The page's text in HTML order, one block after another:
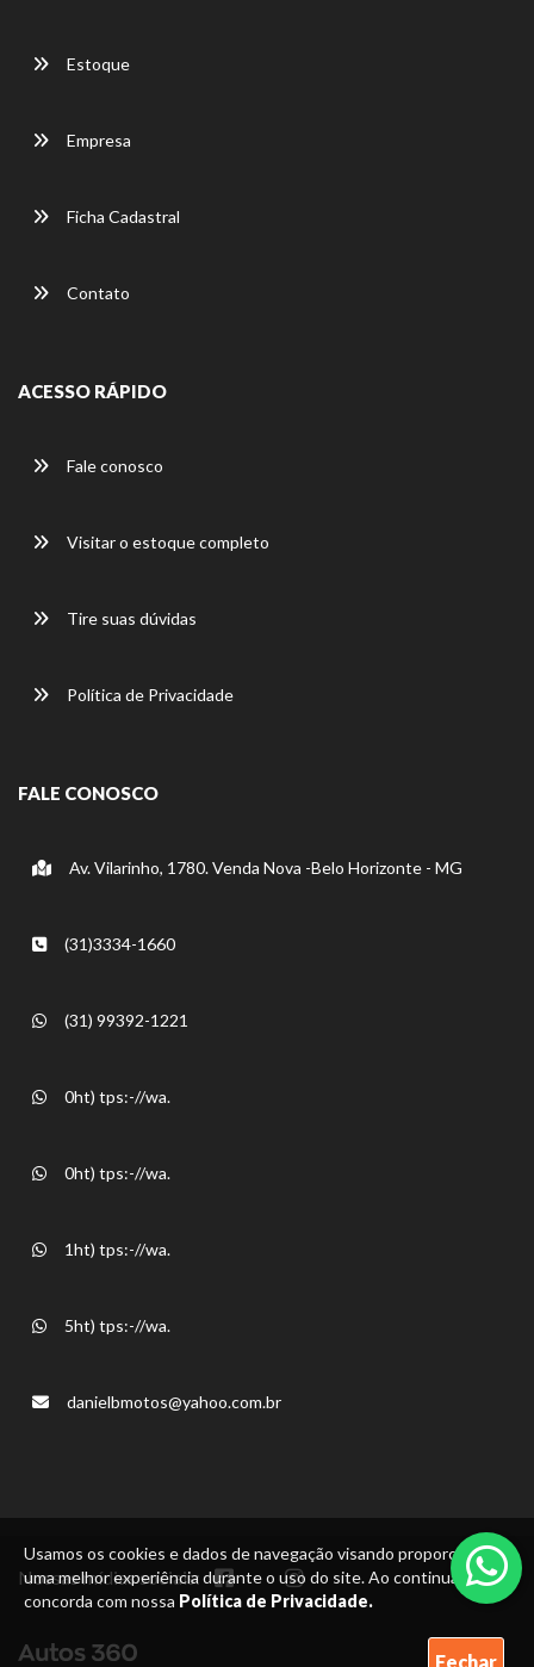
Usamos os cookies e dados de navegação visando proporcionar
uma melhor experiência durante o uso do site. Ao continuar, você
concorda com nossa Política de Privacidade.
Fechar
Estoque
Empresa
Ficha Cadastral
Contato
ACESSO RÁPIDO
Fale conosco
Visitar o estoque completo
Tire suas dúvidas
Política de Privacidade
FALE CONOSCO
Av. Vilarinho, 1780. Venda Nova -Belo Horizonte - MG
(31)3334-1660
(31) 99392-1221
0ht) tps:-//wa.
0ht) tps:-//wa.
1ht) tps:-//wa.
5ht) tps:-//wa.
danielbmotos@yahoo.com.br
Nossas mídias sociais: